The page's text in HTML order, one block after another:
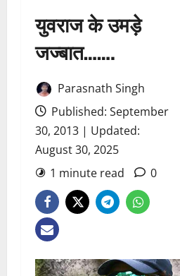
युवराज के उमड़े
जज्बात…….
Parasnath Singh
Published: September
30, 2013 | Updated:
August 30, 2025
1 minute read
0